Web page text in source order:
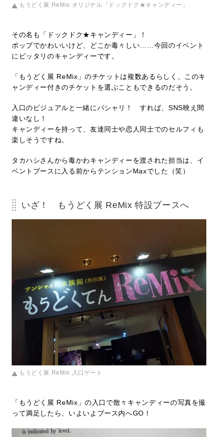
もうどく展 ReMix オリジナル「ドックドク★キャンディー」
その名も「ドックドク★キャンディー」！
ポップでかわいいけど、どこか毒々しい……今回のイベント
にピッタリのキャンディーです。
「もうどく展 ReMix」のチケットは複数あるらしく、このキ
ャンディー付きのチケットを選ぶこともできるのだそう。
入口のビジュアルと一緒にパシャリ！ すれば、SNS映え間
違いなし！
キャンディーを持って、友達同士や恋人同士でのセルフィも
楽しそうですね。
タカハシさんから毒かわキャンディーを渡された担当は、イ
ベントブースに入る前からテンションMaxでした（笑）
いざ！ もうどく展 ReMix 特設ブースへ
もうどく展 ReMix 入口ゲート
「もうどく展 ReMix」の入口で散々キャンディーの写真を撮
って満足したら、いよいよブース内へGO！